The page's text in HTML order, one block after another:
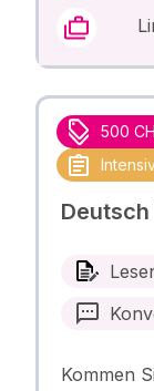
500
Deutsch
Kommen